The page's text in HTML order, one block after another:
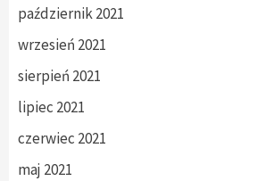
październik 2021
wrzesień 2021
sierpień 2021
lipiec 2021
czerwiec 2021
maj 2021